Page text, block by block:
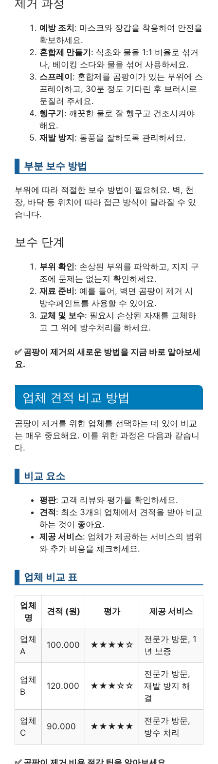
제거 과정
예방 조치 : 마스크와 장갑을 착용하여 안전을
확보하세요.
혼합제 만들기 : 식초와 물을 1:1 비율로 섞거
나, 베이킹 소다와 물을 섞어 사용하세요.
스프레이 : 혼합제를 곰팡이가 있는 부위에 스
프레이하고, 30분 정도 기다린 후 브러시로
문질러 주세요.
헹구기 : 깨끗한 물로 잘 헹구고 건조시켜야
해요.
재발 방지 : 통풍을 잘하도록 관리하세요.
부분 보수 방법
부위에 따라 적절한 보수 방법이 필요해요. 벽, 천
장, 바닥 등 위치에 따라 접근 방식이 달라질 수 있
습니다.
보수 단계
부위 확인: 손상된 부위를 파악하고, 지지 구
조에 문제는 없는지 확인하세요.
재료 준비: 예를 들어, 벽면 곰팡이 제거 시
방수페인트를 사용할 수 있어요.
교체 및 보수: 필요시 손상된 자재를 교체하
고 그 위에 방수처리를 하세요.
✅ 곰팡이 제거의 새로운 방법을 지금 바로 알아보세
요.
업체 견적 비교 방법
곰팡이 제거를 위한 업체를 선택하는 데 있어 비교
는 매우 중요해요. 이를 위한 과정은 다음과 같습니
다.
비교 요소
평판: 고객 리뷰와 평가를 확인하세요.
견적: 최소 3개의 업체에서 견적을 받아 비교
하는 것이 좋아요.
제공 서비스: 업체가 제공하는 서비스의 범위
와 추가 비용을 체크하세요.
업체 비교 표
업체
명
견적 (원) 평가 제공 서비스
업체
A
100.000 ★★★★☆
전문가 방문, 1
년 보증
업체
B
120.000 ★★★☆☆
전문가 방문,
재발 방지 해
결
업체
C
90.000 ★★★★★
전문가 방문,
방수 처리